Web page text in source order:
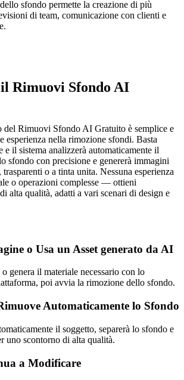
sfondo permette la creazione di più
di team, comunicazione con clienti e
Rimuovi Sfondo AI
del Rimuovi Sfondo AI Gratuito è semplice e
esperienza nella rimozione sfondi. Basta
e il sistema analizzerà automaticamente il
sfondo con precisione e genererà immagini
o a tinta unita. Nessuna esperienza
o operazioni complesse — ottieni
alta qualità, adatti a vari scenari di design e
o Usa un Asset generato da AI
genera il materiale necessario con lo
poi avvia la rimozione dello sfondo.
Automaticamente lo Sfondo
il soggetto, separerà lo sfondo e
uno scontorno di alta qualità.
a Modificare